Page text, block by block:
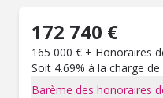
172 740 €
165 000 € + Honoraires
Soit 4.69% à la charge
Barème des honoraires